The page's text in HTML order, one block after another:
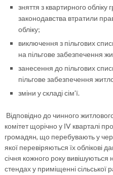
зняття з квартирного обліку
законодавства втратили
обліку;
виключення з пільгових
на пільгове забезпечення
занесення до пільгових
пільгове забезпечення
зміни у складі сім’ї.
Відповідно до чинного
комітет щорічно у ІV кварталі
громадян, що перебувають у
якої перевіряються їх облікові
січня кожного року
стендах у приміщенні сільської